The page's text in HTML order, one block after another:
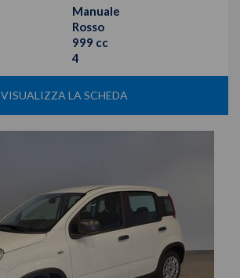
Manuale
Rosso
999 cc
4
VISUALIZZA LA SCHEDA